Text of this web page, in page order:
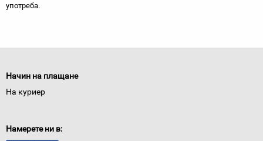
употреба.
Начин на плащане
На куриер
Намерете ни в: